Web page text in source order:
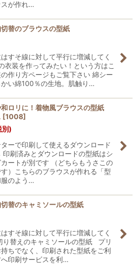
スが作れ…
切替のブラウスの型紙
すそ線に対して平行に増減してく
衣装を作ってみたい！という方はこ
作り方ページもご覧下さい 綿シー
い綿100％の生地。肌触り…
和ロリに！着物風ブラウスの型紙
[1008]
別)
ーで印刷して使えるダウンロード
印刷済みとダウンロードの型紙はシ
カートが別です （どちらもうさこの
）こちらのブラウスが作れる「型
のよう…
切替のキャミソールの型紙
すそ線に対して平行に増減してく
り替えのキャミソールの型紙 プリ
ちでなく、印刷された型紙をご利
へ印刷サービスを利…